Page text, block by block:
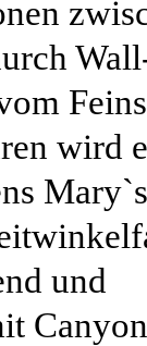
wird
und